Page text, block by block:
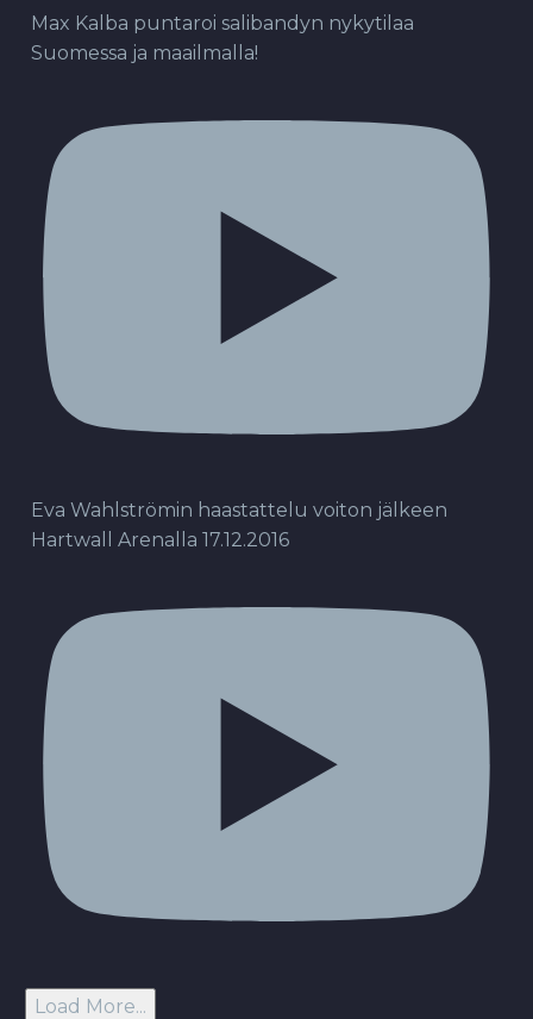
Max Kalba puntaroi salibandyn nykytilaa
Suomessa ja maailmalla!
Eva Wahlströmin haastattelu voiton jälkeen
Hartwall Arenalla 17.12.2016
Load More...